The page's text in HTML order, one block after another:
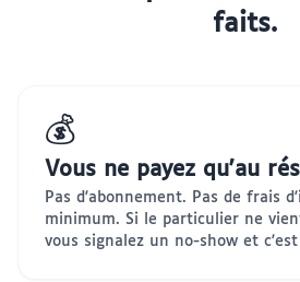
faits.
💰
Vous ne payez qu'au
Pas d'abonnement. Pas de frais
minimum. Si le particulier ne
vous signalez un no-show et